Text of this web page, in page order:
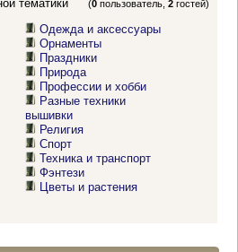
(0 пользователь,2 гостей)
тематики
Одежда и аксессуары
Орнаменты
Праздники
Природа
Профессии и хобби
Разные техники
вышивки
Религия
Спорт
Техника и транспорт
Фэнтези
Цветы и растения